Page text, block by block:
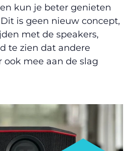
kun je beter genieten
is geen nieuw concept,
met de speakers,
te zien dat andere
mee aan de slag